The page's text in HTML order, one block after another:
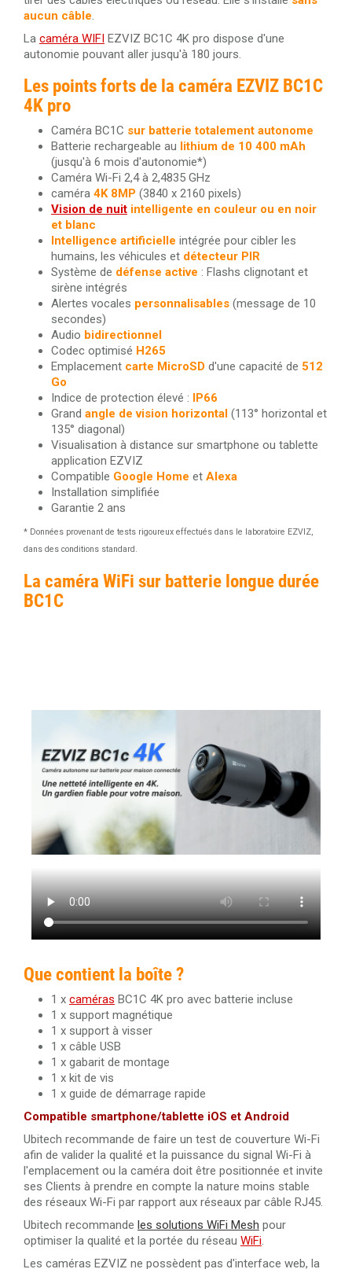
aucun câble.
La caméra WIFI EZVIZ BC1C 4K pro dispose d'une
autonomie pouvant aller jusqu'à 180 jours.
Les points forts de la caméra EZVIZ BC1C
4K pro
Caméra BC1C sur batterie totalement autonome
Batterie rechargeable au lithium de 10 400 mAh
(jusqu'à 6 mois d'autonomie*)
Caméra Wi-Fi 2,4 à 2,4835 GHz
caméra 4K 8MP (3840 x 2160 pixels)
Vision de nuit intelligente en couleur ou en noir
et blanc
Intelligence artificielle intégrée pour cibler les
humains, les véhicules et détecteur PIR
Système de défense active : Flashs clignotant et
sirène intégrés
Alertes vocales personnalisables (message de 10
secondes)
Audio bidirectionnel
Codec optimisé H265
Emplacement carte MicroSD d'une capacité de 512
Go
Indice de protection élevé : IP66
Grand angle de vision horizontal (113° horizontal et
135° diagonal)
Visualisation à distance sur smartphone ou tablette
application EZVIZ
Compatible Google Home et Alexa
Installation simplifiée
Garantie 2 ans
* Données provenant de tests rigoureux effectués dans le laboratoire EZVIZ,
dans des conditions standard.
La caméra WiFi sur batterie longue durée
BC1C
Que contient la boîte ?
1 x caméras BC1C 4K pro avec batterie incluse
1 x support magnétique
1 x support à visser
1 x câble USB
1 x gabarit de montage
1 x kit de vis
1 x guide de démarrage rapide
Compatible smartphone/tablette iOS et Android
Ubitech recommande de faire un test de couverture Wi-Fi
afin de valider la qualité et la puissance du signal Wi-Fi à
l'emplacement ou la caméra doit être positionnée et invite
ses Clients à prendre en compte la nature moins stable
des réseaux Wi-Fi par rapport aux réseaux par câble RJ45.
Ubitech recommande les solutions WiFi Mesh pour
optimiser la qualité et la portée du réseau WiFi.
Les caméras EZVIZ ne possèdent pas d'interface web, la